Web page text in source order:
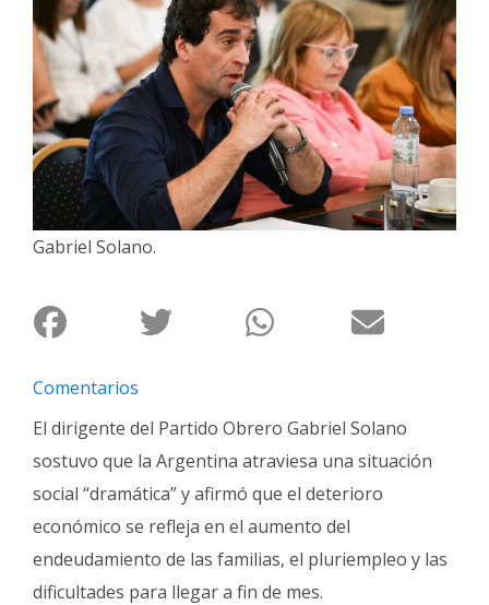
Deportes
Arte
y
Espectáculos
Policiales
Cartelera
Fotos
de
Clasificados
Gabriel Solano.
Comentarios
El dirigente del Partido Obrero Gabriel Solano
sostuvo que la Argentina atraviesa una situación
social “dramática” y afirmó que el deterioro
económico se refleja en el aumento del
endeudamiento de las familias, el pluriempleo y las
dificultades para llegar a fin de mes.